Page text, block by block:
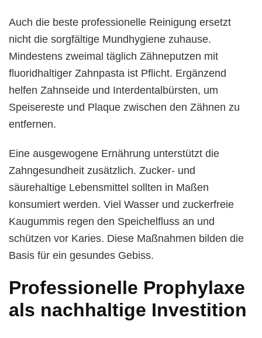
Auch die beste professionelle Reinigung ersetzt
nicht die sorgfältige Mundhygiene zuhause.
Mindestens zweimal täglich Zähneputzen mit
fluoridhaltiger Zahnpasta ist Pflicht. Ergänzend
helfen Zahnseide und Interdentalbürsten, um
Speisereste und Plaque zwischen den Zähnen zu
entfernen.
Eine ausgewogene Ernährung unterstützt die
Zahngesundheit zusätzlich. Zucker- und
säurehaltige Lebensmittel sollten in Maßen
konsumiert werden. Viel Wasser und zuckerfreie
Kaugummis regen den Speichelfluss an und
schützen vor Karies. Diese Maßnahmen bilden die
Basis für ein gesundes Gebiss.
Professionelle Prophylaxe
als nachhaltige Investition